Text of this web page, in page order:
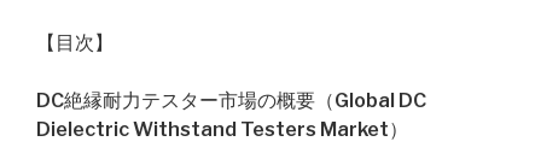
【目次】
DC絶縁耐力テスター市場の概要（Global DC
Dielectric Withstand Testers Market）